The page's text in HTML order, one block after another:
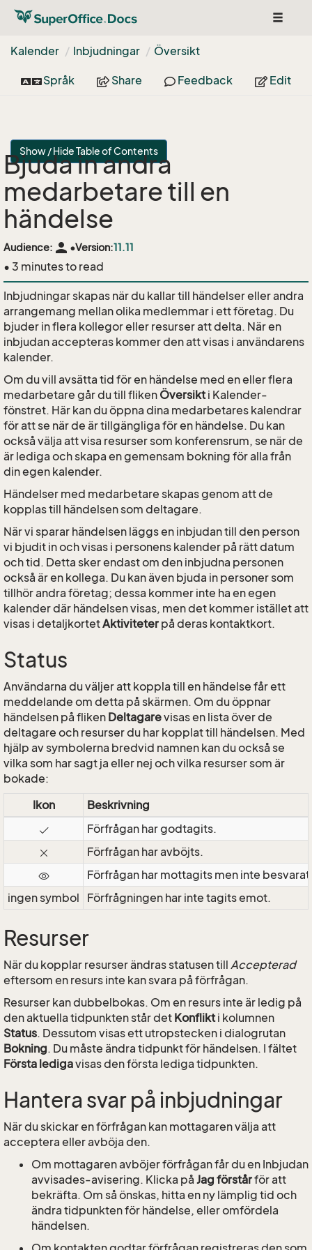
Toggle
Kalender
Inbjudningar Översikt
Språk Share Feedback Edit
Show / Hide Table of Contents
Bjuda in andra
medarbetare till en
händelse
Audience: person •Version:11.11
• 3 minutes to read
Inbjudningar skapas när du kallar till händelser eller andra
arrangemang mellan olika medlemmar i ett företag. Du
bjuder in flera kollegor eller resurser att delta. När en
inbjudan accepteras kommer den att visas i användarens
kalender.
Om du vill avsätta tid för en händelse med en eller flera
medarbetare går du till fliken Översikti Kalender-
fönstret. Här kan du öppna dina medarbetares kalendrar
för att se när de är tillgängliga för en händelse. Du kan
också välja att visa resurser som konferensrum, se när de
är lediga och skapa en gemensam bokning för alla från
din egen kalender.
Händelser med medarbetare skapas genom att de
kopplas till händelsen som deltagare.
När vi sparar händelsen läggs en inbjudan till den person
vi bjudit in och visas i personens kalender på rätt datum
och tid. Detta sker endast om den inbjudna personen
också är en kollega. Du kan även bjuda in personer som
tillhör andra företag; dessa kommer inte ha en egen
kalender där händelsen visas, men det kommer istället att
visas i detaljkortetAktiviteter på deras kontaktkort.
Status
Användarna du väljer att koppla till en händelse får ett
meddelande om detta på skärmen. Om du öppnar
händelsen på fliken Deltagarevisas en lista över de
deltagare och resurser du har kopplat till händelsen. Med
hjälp av symbolerna bredvid namnen kan du också se
vilka som har sagt ja eller nej och vilka resurser som är
bokade:
Ikon
Beskrivning
Förfrågan har godtagits.
Förfrågan har avböjts.
Förfrågan har mottagits men inte
ingen symbol
Förfrågningen har inte tagits emot.
Resurser
När du kopplar resurser ändras statusen till Accepterad
eftersom en resurs inte kan svara på förfrågan.
Resurser kan dubbelbokas. Om en resurs inte är ledig på
den aktuella tidpunkten står det Konflikti kolumnen
Status. Dessutom visas ett utropstecken i dialogrutan
Bokning. Du måste ändra tidpunkt för händelsen. I fältet
Första ledigavisas den första lediga tidpunkten.
Hantera svar på inbjudningar
När du skickar en förfrågan kan mottagaren välja att
acceptera eller avböja den.
Om mottagaren avböjer förfrågan får du en Inbjudan
avvisades-avisering. Klicka på Jag förstårför att
bekräfta. Om så önskas, hitta en ny lämplig tid och
ändra tidpunkten för händelse, eller omfördela
händelsen.